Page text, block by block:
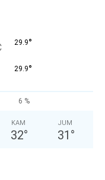
29.9°
29.9°
6 %
KAM
32°
JUM
31 °